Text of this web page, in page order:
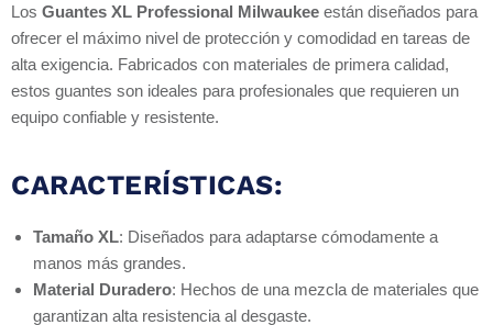
Los Guantes XL Professional Milwaukee están diseñados para
ofrecer el máximo nivel de protección y comodidad en tareas de
alta exigencia. Fabricados con materiales de primera calidad,
estos guantes son ideales para profesionales que requieren un
equipo confiable y resistente.
CARACTERÍSTICAS:
Tamaño XL: Diseñados para adaptarse cómodamente a
manos más grandes.
Material Duradero: Hechos de una mezcla de materiales que
garantizan alta resistencia al desgaste.